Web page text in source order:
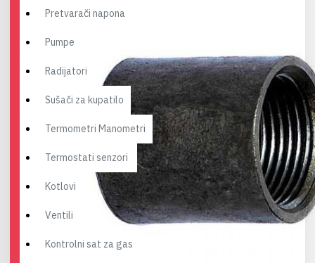
Pretvarači napona
Pumpe
Radijatori
Sušači za kupatilo
Termometri Manometri
Termostati senzori
Kotlovi
Ventili
Kontrolni sat za gas